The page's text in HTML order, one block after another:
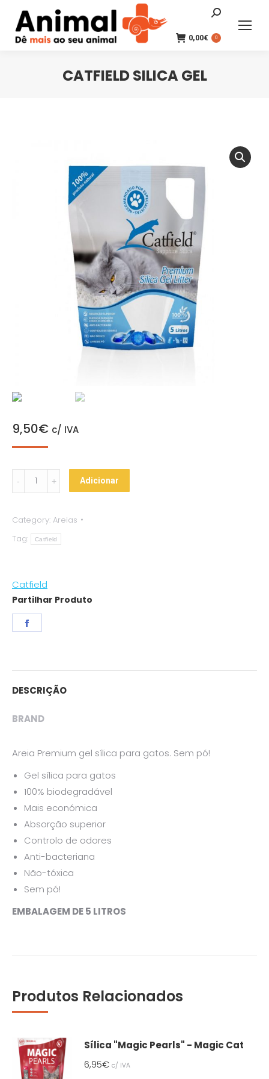
Search:
0,00€ 0
CATFIELD SILICA GEL
9,50€ c/ IVA
Catfield
Silica
quantity
Adicionar
Category: Areias
Tag:
Catfield
Catfield
Partilhar Produto
DESCRIÇÃO
BRAND
Areia Premium gel sílica para gatos. Sem pó!
Gel sílica para gatos
100% biodegradável
Mais económica
Absorção superior
Controlo de odores
Anti-bacteriana
Não-tóxica
Sem pó!
EMBALAGEM DE 5 LITROS
Produtos Relacionados
Sílica "Magic Pearls" - Magic Cat
6,95€ c/ IVA